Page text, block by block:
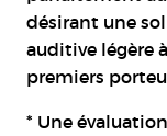
désirant une
auditive légère
premiers
* Une